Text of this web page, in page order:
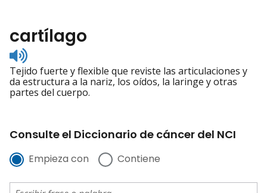
cartílago
Listen
to
pronunciation
Tejido fuerte y flexible que reviste las articulaciones y
da estructura a la nariz, los oídos, la laringe y otras
partes del cuerpo.
Consulte el Diccionario de cáncer del NCI
Empieza con Contiene